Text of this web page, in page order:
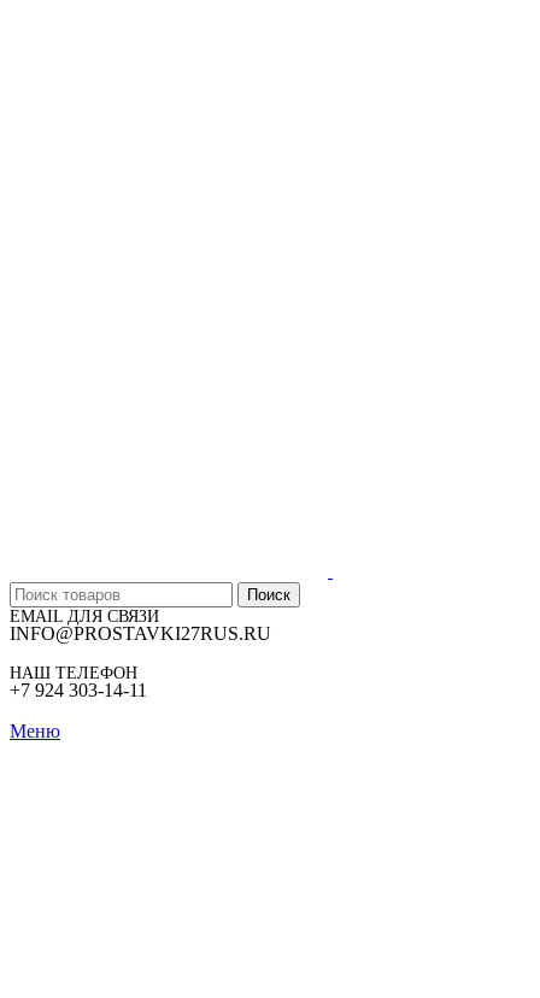
Поиск
EMAIL ДЛЯ СВЯЗИ
INFO@PROSTAVKI27RUS.RU
НАШ ТЕЛЕФОН
+7 924 303-14-11
Меню